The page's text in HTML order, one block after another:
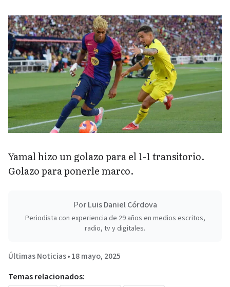
Yamal hizo un golazo para el 1-1 transitorio.
Golazo para ponerle marco.
PorLuis Daniel Córdova
Periodista con experiencia de 29 años en medios escritos,
radio, tv y digitales.
Últimas Noticias•18 mayo, 2025
Temas relacionados: